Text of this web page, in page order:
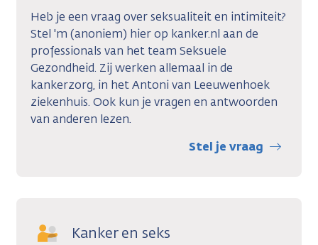
Heb je een vraag over seksualiteit en intimiteit?
Stel 'm (anoniem) hier op kanker.nl aan de
professionals van het team Seksuele
Gezondheid. Zij werken allemaal in de
kankerzorg, in het Antoni van Leeuwenhoek
ziekenhuis. Ook kun je vragen en antwoorden
van anderen lezen.
Stel je vraag
Kanker en seks